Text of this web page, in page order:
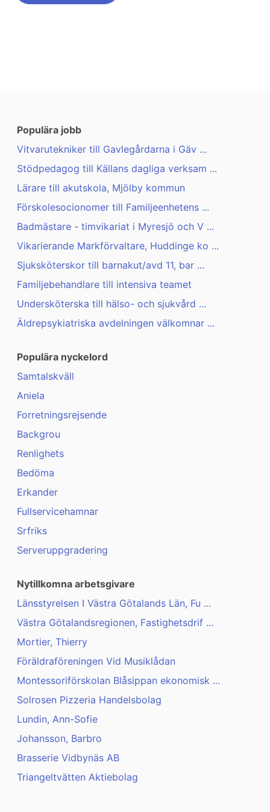
Populära jobb
Vitvarutekniker till Gavlegårdarna i Gäv ...
Stödpedagog till Källans dagliga verksam ...
Lärare till akutskola, Mjölby kommun
Förskolesocionomer till Familjeenhetens ...
Badmästare - timvikariat i Myresjö och V ...
Vikarierande Markförvaltare, Huddinge ko ...
Sjuksköterskor till barnakut/avd 11, bar ...
Familjebehandlare till intensiva teamet
Undersköterska till hälso- och sjukvård ...
Äldrepsykiatriska avdelningen välkomnar ...
Populära nyckelord
Samtalskväll
Aniela
Forretningsrejsende
Backgrou
Renlighets
Bedöma
Erkander
Fullservicehamnar
Srfriks
Serveruppgradering
Nytillkomna arbetsgivare
Länsstyrelsen I Västra Götalands Län, Fu ...
Västra Götalandsregionen, Fastighetsdrif ...
Mortier, Thierry
Föräldraföreningen Vid Musiklådan
Montessoriförskolan Blåsippan ekonomisk ...
Solrosen Pizzeria Handelsbolag
Lundin, Ann-Sofie
Johansson, Barbro
Brasserie Vidbynäs AB
Triangeltvätten Aktiebolag